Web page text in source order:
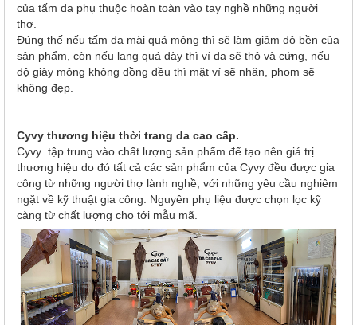
của tấm da phụ thuộc hoàn toàn vào tay nghề những người
thợ.
Đúng thế nếu tấm da mài quá mỏng thì sẽ làm giảm độ bền của
sản phẩm, còn nếu lạng quá dày thì ví da sẽ thô và cứng, nếu
độ giày mỏng không đồng đều thì mặt ví sẽ nhăn, phom sẽ
không đẹp.
Cyvy thương hiệu thời trang da cao cấp.
Cyvy tập trung vào chất lượng sản phẩm để tạo nên giá trị
thương hiệu do đó tất cả các sản phẩm của Cyvy đều được gia
công từ những người thợ lành nghề, với những yêu cầu nghiêm
ngặt về kỹ thuật gia công. Nguyên phụ liệu được chọn lọc kỹ
càng từ chất lượng cho tới mẫu mã.